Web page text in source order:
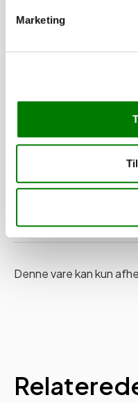
Marketing
−
Finansering
Denne vare kan kun